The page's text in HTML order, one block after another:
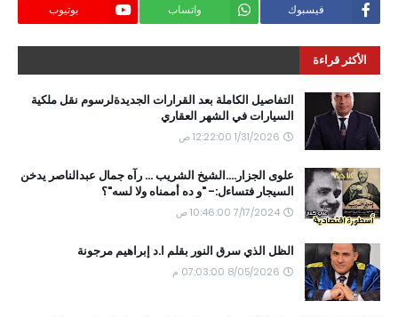
فيسبوك واتساب يوتيوب
الأكثر قراءة
التفاصيل الكاملة بعد القرارات الجديدةلرسوم نقل ملكية
السيارات في الشهر العقاري
1/31/2026 12:22:00 ص
علوى الجزار....الشيخ الشريب ... رآه جمال عبدالناصر يدخن
السيجار فتساءل:- "و ده أممناه ولا لسه"؟
7/17/2024 10:46:00 ص
الظل الذي سرق النور بقلم ا.د إبراهيم مرجونة
8/05/2026 07:03:00 م